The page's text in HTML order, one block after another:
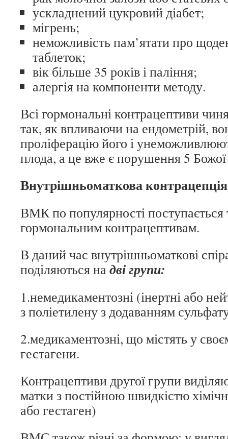
ускладнений цукровий діабет;
мігрень;
неможливість пам’ятати про
таблеток;
вік більше 35 років і паління;
алергія на компоненти методу.
Всі гормональні контрацептиви
так, як впливаючи на ендометрій,
проліферацію його і
плода, а це вже є порушення 5 Божої
Внутрішньоматкова
ВМК по популярності поступається
гормональним контрацептивам.
В даний час внутрішньоматкові
поділяються на дві групи:
1.немедикаментозні (інертні або
з поліетилену з додаванням
2.медикаментозні, що містять у
гестагени.
Контрацептиви другої групи
матки з постійною швидкістю
або гестаген)